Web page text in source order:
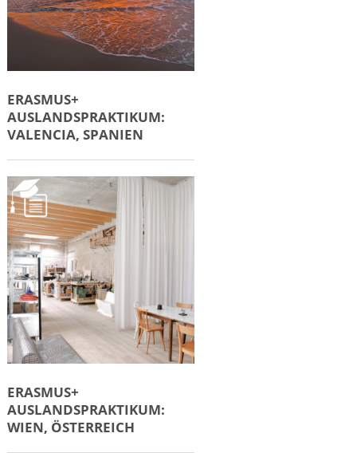
ERASMUS+
AUSLANDSPRAKTIKUM:
VALENCIA, SPANIEN
ERASMUS+
AUSLANDSPRAKTIKUM:
WIEN, ÖSTERREICH